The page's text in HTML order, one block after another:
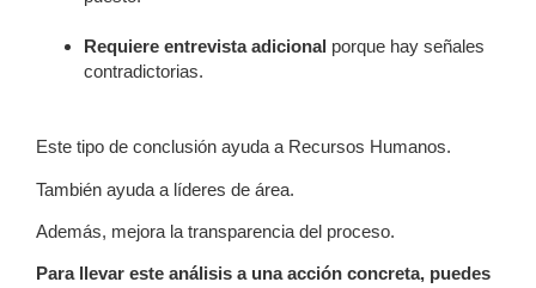
Requiere entrevista adicional porque hay señales
contradictorias.
Este tipo de conclusión ayuda a Recursos Humanos.
También ayuda a líderes de área.
Además, mejora la transparencia del proceso.
Para llevar este análisis a una acción concreta, puedes